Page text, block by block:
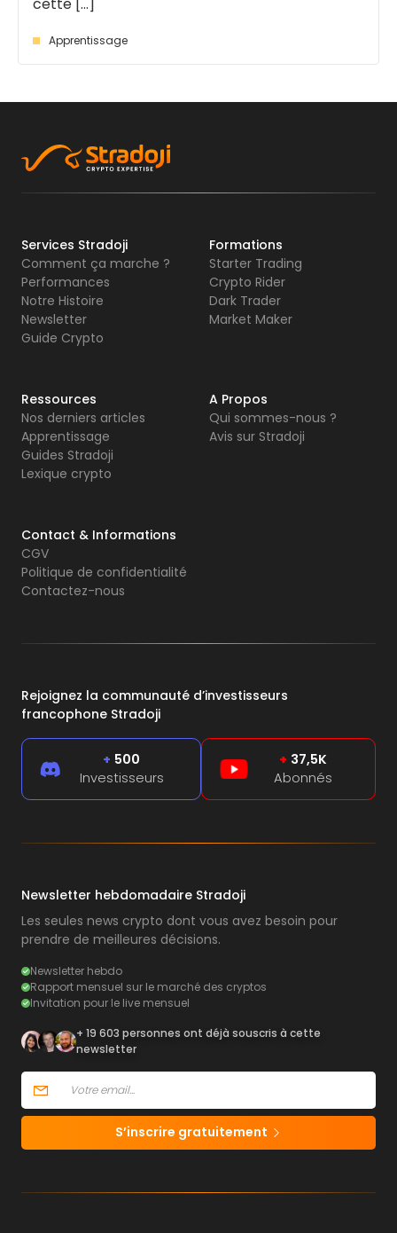
Apprentissage
Services Stradoji
Comment ça marche ?
Performances
Notre Histoire
Newsletter
Guide Crypto
Formations
Starter Trading
Crypto Rider
Dark Trader
Market Maker
Ressources
Nos derniers articles
Apprentissage
Guides Stradoji
Lexique crypto
A Propos
Qui sommes-nous ?
Avis sur Stradoji
Contact & Informations
CGV
Politique de confidentialité
Contactez-nous
Rejoignez la communauté d’investisseurs
francophone Stradoji
+ 500
Investisseurs
+ 37,5K
Abonnés
Newsletter hebdomadaire Stradoji
Les seules news crypto dont vous avez besoin pour
prendre de meilleures décisions.
Newsletter hebdo
Rapport mensuel sur le marché des cryptos
Invitation pour le live mensuel
+ 19 603 personnes ont déjà souscris à cette
newsletter
S’inscrire gratuitement